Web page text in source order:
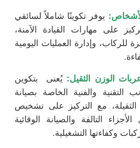
يوفر تكوينًا شاملاً لسائقي
على مهارات القيادة الآمنة،
للركاب، وإدارة العمليات اليومية
الوزن الثقيل:يُعنى بتكوين
التقنية والفنية الخاصة بصيانة
الثقيلة، مع التركيز على تشخيص
التالفة والصيانة الوقائية
وكفاءتها التشغيلية.